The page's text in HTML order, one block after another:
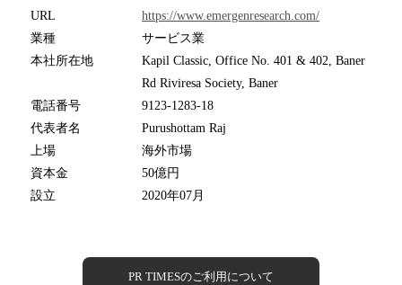
URL
https://www.emergenresearch.com/
業種
サービス業
本社所在地
Kapil Classic, Office No. 401 & 402, Baner
Rd Riviresa Society, Baner
電話番号
9123-1283-18
代表者名
Purushottam Raj
上場
海外市場
資本金
50億円
設立
2020年07月
PR TIMESのご利用について